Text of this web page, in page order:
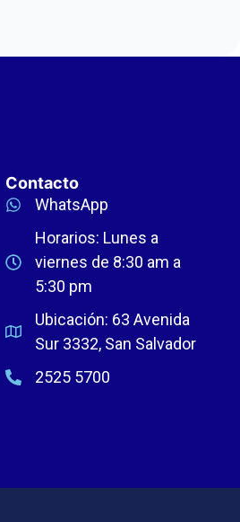
Contacto
WhatsApp
Horarios: Lunes a
viernes de 8:30 am a
5:30 pm
Ubicación: 63 Avenida
Sur 3332, San Salvador
2525 5700